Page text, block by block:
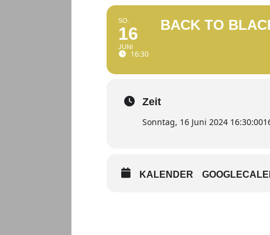
SO.
16
JUNI
16:30
BACK TO
Zeit
Sonntag, 16 Juni 2024 16:30:00
KALENDER